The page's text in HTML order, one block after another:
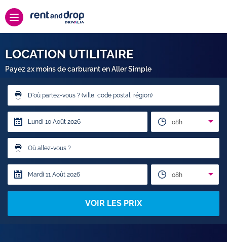
LOCATION UTILITAIRE
Payez 2x moins de carburant en Aller Simple
D'où partez-vous ? (ville, code postal, région)
08h
Où allez-vous ?
08h
VOIR LES PRIX